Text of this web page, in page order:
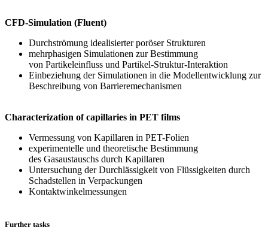
CFD-Simulation (Fluent)
Durchströmung idealisierter poröser Strukturen
mehrphasigen Simulationen zur Bestimmung
von Partikeleinfluss und Partikel-Struktur-Interaktion
Einbeziehung der Simulationen in die Modellentwicklung zur
Beschreibung von Barrieremechanismen
Characterization of capillaries in PET films
Vermessung von Kapillaren in PET-Folien
experimentelle und theoretische Bestimmung
des Gasaustauschs durch Kapillaren
Untersuchung der Durchlässigkeit von Flüssigkeiten durch
Schadstellen in Verpackungen
Kontaktwinkelmessungen
Further tasks